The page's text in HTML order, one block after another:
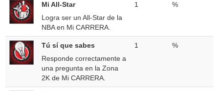
Mi All-Star
Logra ser un All-Star de la
NBA en Mi CARRERA.
1 %
Tú sí que sabes
Responde correctamente a
una pregunta en la Zona
2K de Mi CARRERA.
1 %